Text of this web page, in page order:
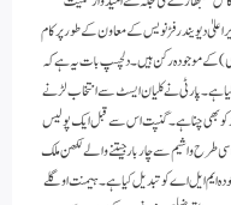
اعلیٰ دیویندر فڑنویس کے معاون کے طور پر کام
کے موجودہ رکن ہیں۔دلچسپ بات یہ ہے کہ
ہے۔ پارٹی نے کلیان ایسٹ سے انتخاب لڑنے
کو بھی چنا ہے۔ گنپت اس سے قبل ایک پولیس
طرح واشیم سے چار بار جیتنے والے لکھن ملک
ایم ایل اے کو تبدیل کیا ہے۔ ہیمنت اوگلے